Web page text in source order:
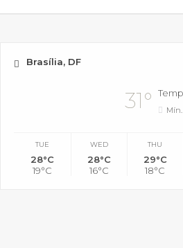
Brasília, DF
31° Mín.
TUE
28°C
19°C
WED
28°C
16°C
THU
29°C
18°C